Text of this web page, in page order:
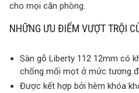
cho mọi căn phòng.
NHỮNG ƯU ĐIỂM VƯỢT TRỘI
Sàn gỗ Liberty 112 12mm có
chống mối mọt ở mức tương
Được kết hợp bởi hèm khóa